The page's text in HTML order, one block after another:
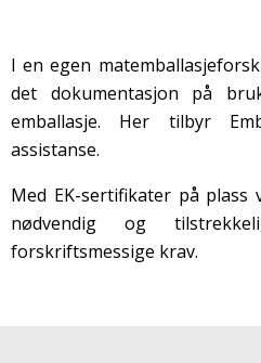
I en egen
det dokumentasjon på
emballasje. Her tilbyr
assistanse.
Med EK-sertifikater på
nødvendig og
forskriftsmessige krav.